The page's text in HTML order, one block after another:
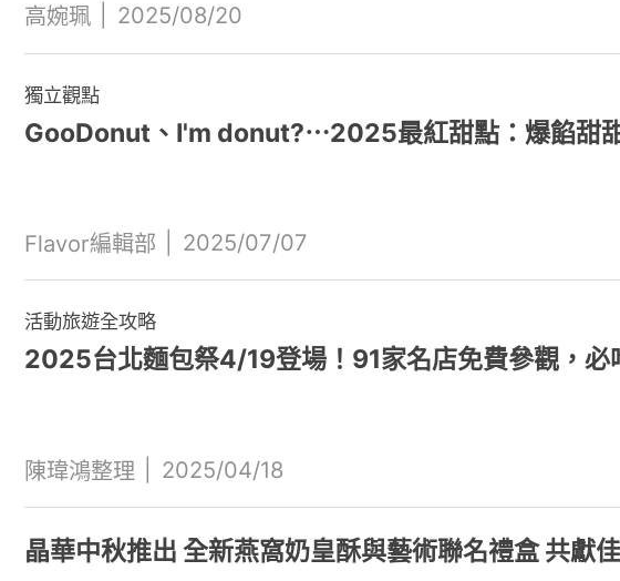
高婉珮 2025/08/20
獨立觀點
GooDonut、I'm donut?⋯2025最紅甜點：爆餡甜
Flavor編輯部 2025/07/07
活動旅遊全攻略
2025台北麵包祭4/19登場！91家名店免費參觀，必
陳瑋鴻整理 2025/04/18
晶華中秋推出 全新燕窩奶皇酥與藝術聯名禮盒 共獻